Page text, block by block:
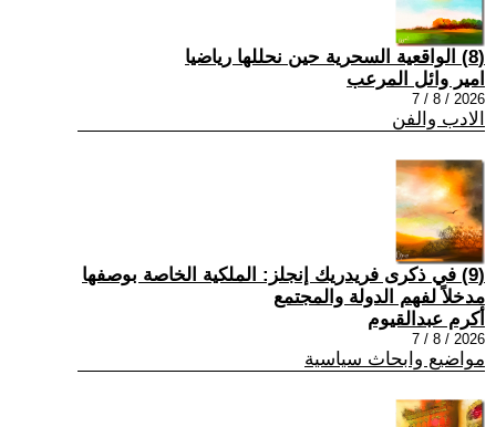
(8) الواقعية السحرية حين نحللها رياضيا
امير وائل المرعب
2026 / 8 / 7
الادب والفن
(9) في ذكرى فريدريك إنجلز: الملكية الخاصة بوصفها
مدخلاً لفهم الدولة والمجتمع
أكرم عبدالقيوم
2026 / 8 / 7
مواضيع وابحاث سياسية